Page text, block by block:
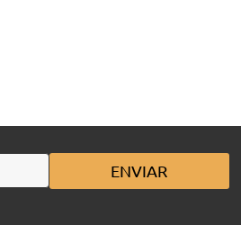
ENVIAR